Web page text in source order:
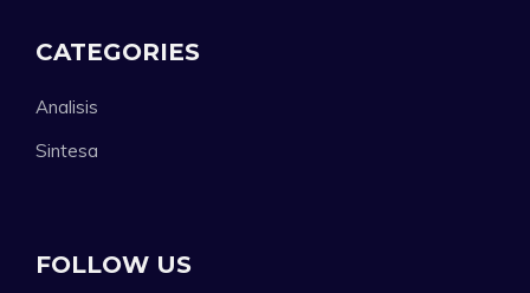
CATEGORIES
Analisis
Sintesa
FOLLOW US